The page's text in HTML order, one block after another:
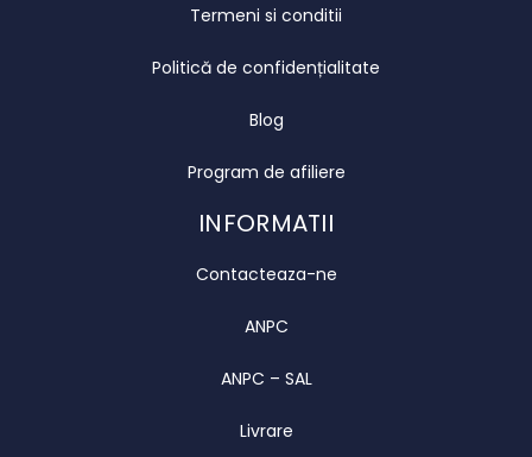
Termeni si conditii
Politică de confidențialitate
Blog
Program de afiliere
INFORMATII
Contacteaza-ne
ANPC
ANPC – SAL
Livrare